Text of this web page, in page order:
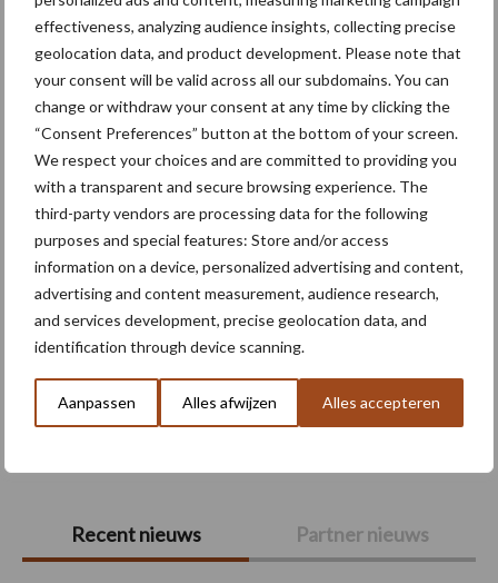
effectiveness, analyzing audience insights, collecting precise
geolocation data, and product development. Please note that
your consent will be valid across all our subdomains. You can
change or withdraw your consent at any time by clicking the
“Consent Preferences” button at the bottom of your screen.
We respect your choices and are committed to providing you
with a transparent and secure browsing experience. The
third-party vendors are processing data for the following
purposes and special features: Store and/or access
information on a device, personalized advertising and content,
advertising and content measurement, audience research,
and services development, precise geolocation data, and
identification through device scanning.
Aanpassen Alles afwijzen Alles accepteren
Primaire
Sidebar
Recent nieuws Partner nieuws
Meer lezen over:
Maak uw keuze
Machines Duurzaamheid
Toon meer